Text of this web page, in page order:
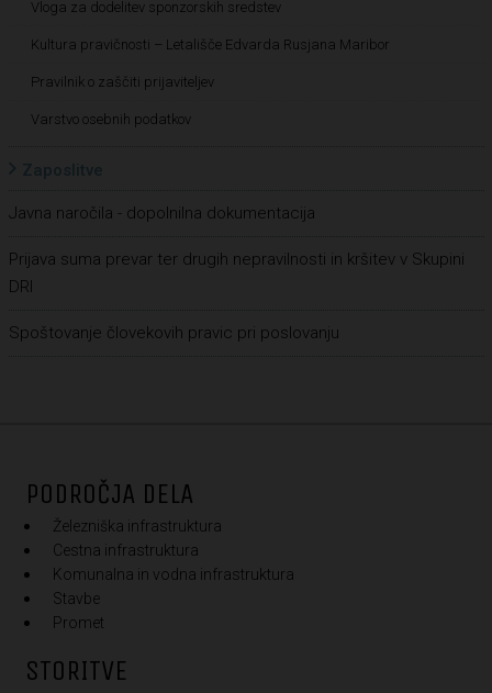
Vloga za dodelitev sponzorskih sredstev
Kultura pravičnosti – Letališče Edvarda Rusjana Maribor
Pravilnik o zaščiti prijaviteljev
Varstvo osebnih podatkov
Zaposlitve
Javna naročila - dopolnilna dokumentacija
Prijava suma prevar ter drugih nepravilnosti in kršitev v Skupini
DRI
Spoštovanje človekovih pravic pri poslovanju
PODROČJA DELA
Železniška infrastruktura
Cestna infrastruktura
Komunalna in vodna infrastruktura
Stavbe
Promet
STORITVE